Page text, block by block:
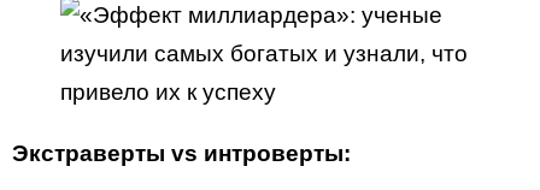
Экстраверты vs интроверты: